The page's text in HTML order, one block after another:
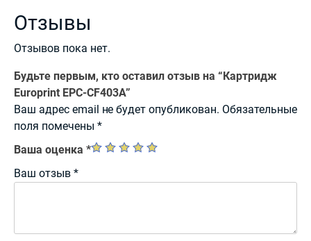
Отзывы
Отзывов пока нет.
Будьте первым, кто оставил отзыв на “Картридж
Europrint EPC-CF403A”
Ваш адрес email не будет опубликован. Обязательные
поля помечены *
Ваша оценка *
Ваш отзыв *